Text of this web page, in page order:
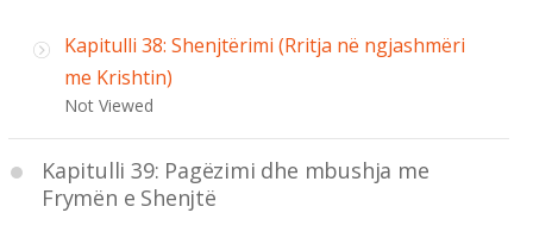
Kapitulli 38: Shenjtërimi (Rritja në ngjashmëri
me Krishtin)
Not Viewed
Kapitulli 39: Pagëzimi dhe mbushja me
Frymën e Shenjtë